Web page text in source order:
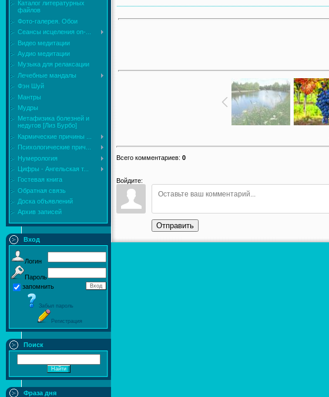
Каталог литературных
файлов
Фото-галерея. Обои
Сеансы исцеления on-...
Видео медитации
Аудио медитации
Музыка для релаксации
Лечебные мандалы
Фэн Шуй
Мантры
Мудры
Mетафизика болезней и
недугов [Лиз Бурбо]
Кармические причины ...
Психологические прич...
Нумерология
Цифры - Ангельская т...
Гостевая книга
Обратная связь
Доска объявлений
Архив записей
Вход
Логин
Пароль
запомнить
Забыл пароль
Регистрация
Поиск
Фраза дня
Всего комментариев: 0
Войдите:
Отправить